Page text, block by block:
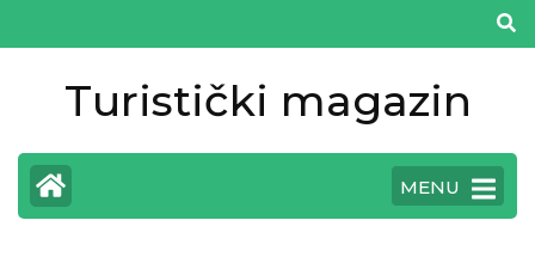
qua
nội
dung
(ấn
Turistički magazin
MENU